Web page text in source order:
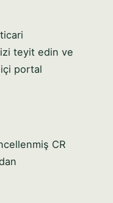
teyit edin ve
portal
CR